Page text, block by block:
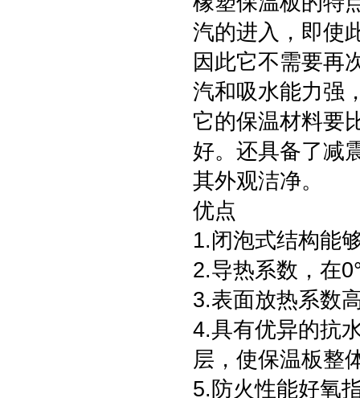
汽的进入，即使
因此它不需要再
汽和吸水能力强
它的保温材料要
好。还具备了减
其外观洁净。
优点
1.闭泡式结构能
2.导热系数，在
3.表面放热系数
4.具有优异的抗
层，使保温板整
5.防火性能好氧